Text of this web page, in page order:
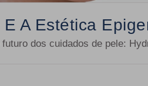
A Estética
dos cuidados de pele: